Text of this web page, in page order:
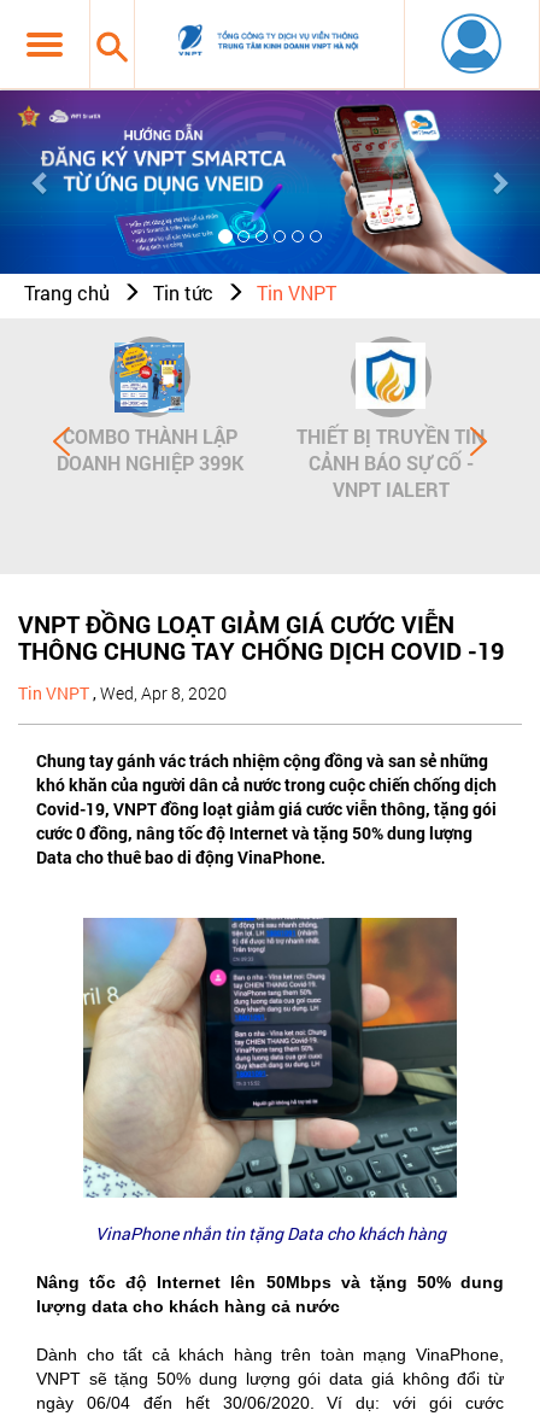
Previous
Trang chủ Tin tức Tin VNPT
COMBO THÀNH LẬP
DOANH NGHIỆP 399K
THIẾT BỊ TRUYỀN TIN
CẢNH BÁO SỰ CỐ -
VNPT IALERT
VNPT ĐỒNG LOẠT GIẢM GIÁ CƯỚC VIỄN
THÔNG CHUNG TAY CHỐNG DỊCH COVID -19
Tin VNPT,Wed, Apr 8, 2020
Chung tay gánh vác trách nhiệm cộng đồng và san sẻ những
khó khăn của người dân cả nước trong cuộc chiến chống dịch
Covid-19, VNPT đồng loạt giảm giá cước viễn thông, tặng gói
cước 0 đồng, nâng tốc độ Internet và tặng 50% dung lượng
Data cho thuê bao di động VinaPhone.
VinaPhone nhắn tin tặng Data cho khách hàng
Nâng tốc độ Internet lên 50Mbps và tặng 50% dung
lượng data cho khách hàng cả nước
Dành cho tất cả khách hàng trên toàn mạng VinaPhone,
VNPT sẽ tặng 50% dung lượng gói data giá không đổi từ
ngày 06/04 đến hết 30/06/2020. Ví dụ: với gói cước